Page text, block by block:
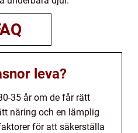
leva?
35 år om de får rätt
näring och en lämplig
för att säkerställa